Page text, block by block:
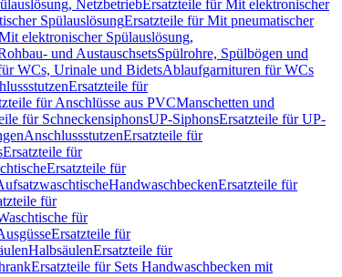
NetzbetriebErsatzteile für Mit elektronischer
SpülauslösungErsatzteile für Mit pneumatischer
elektronischer Spülauslösung,
und AustauschsetsSpülrohre, Spülbögen und
WCs, Urinale und BidetsAblaufgarnituren für WCs
Ersatzteile für
für Anschlüsse aus PVCManschetten und
für SchneckensiphonsUP-SiphonsErsatzteile für UP-
AnschlussstutzenErsatzteile für
Ersatzteile für
Ersatzteile für
HandwaschbeckenErsatzteile für
für
für
Ersatzteile für
HalbsäulenErsatzteile für
Ersatzteile für Sets Handwaschbecken mit